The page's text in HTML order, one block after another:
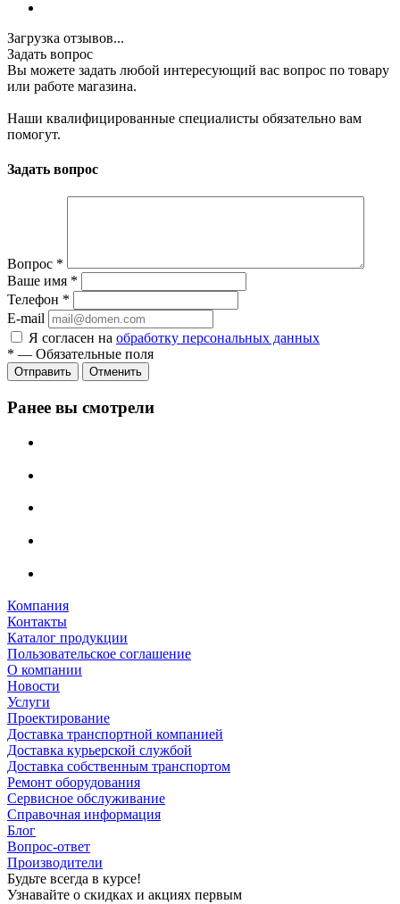
Загрузка отзывов...
Задать вопрос
Вы можете задать любой интересующий вас вопрос по товару
или работе магазина.
Наши квалифицированные специалисты обязательно вам
помогут.
Задать вопрос
Вопрос *
Ваше имя *
Телефон *
E-mail
Я согласен на обработку персональных данных
* — Обязательные поля
Отменить
Ранее вы смотрели
Компания
Контакты
Каталог продукции
Пользовательское соглашение
О компании
Новости
Услуги
Проектирование
Доставка транспортной компанией
Доставка курьерской службой
Доставка собственным транспортом
Ремонт оборудования
Сервисное обслуживание
Справочная информация
Блог
Вопрос-ответ
Производители
Будьте всегда в курсе!
Узнавайте о скидках и акциях первым